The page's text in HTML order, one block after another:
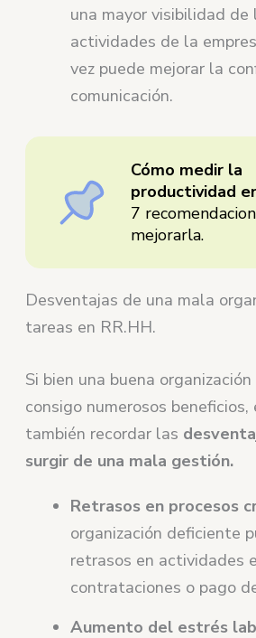
una mayor visibilidad de
actividades de la
vez puede mejorar la
comunicación.
Cómo medir la
productividad
7
mejorarla.
Desventajas de una mala
tareas en RR.HH.
Si bien una buena
consigo numerosos
también recordar las
surgir de una mala gestión.
Retrasos en procesos
organización deficiente
retrasos en actividades
contrataciones o pago
Aumento del estrés